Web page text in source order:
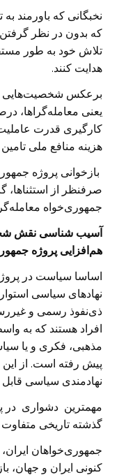
نخبگانی که باورمند
که بدون در نظر
تلاش خود به طور
هدایت کنند.
برعکس شخصیت‌هایی
یعنی معامله‌گراها،
کارگیری قدرت
هزینه منافع ملی تامین
بازخوانی پروژه
صرفنظر از
جمهوری‌خواه
آسیب شناسی نقش
هم‌افزایی پروژه
اساسا سیاست در
نهادهای سیاسی
ذی‌نفوذ رسمی و
افراد هستند که به
مذهبی، فکری و یا
پیش رفته است. از
نهادمندی سیاسی
مهمترین دشواری در
گذشته تاریخی
جمهوری‌خواهان
کنونی ایران و جهان،